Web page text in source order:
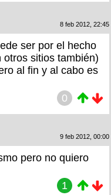
8 feb 2012, 22:45
ser por el hecho
sitios también)
al fin y al cabo es
0
9 feb 2012, 00:00
pero no quiero
1